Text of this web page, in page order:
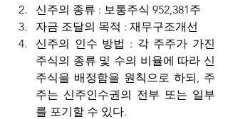
신주의 종류 : 보통주식 952,381주
자금 조달의 목적 : 재무구조개선
신주의 인수 방법 : 각 주주가 가진
주식의 종류 및 수의 비율에 따라 신
주식을 배정함을 원칙으로 하되, 주
주는 신주인수권의 전부 또는 일부
를 포기할 수 있다.